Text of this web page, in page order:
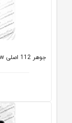
جوهر 112 اصلی Epson Yellow